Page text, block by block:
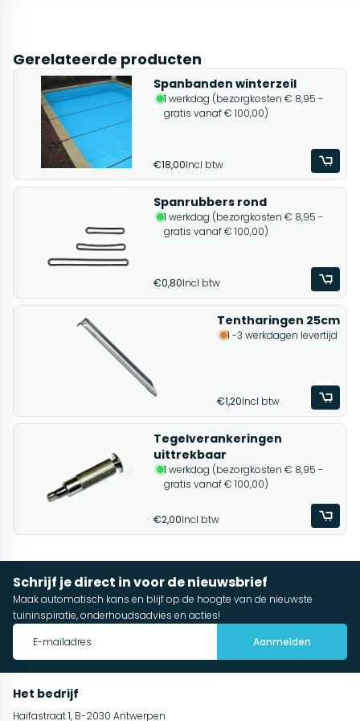
Gerelateerde producten
Spanbanden winterzeil
1 werkdag (bezorgkosten € 8,95 -
gratis vanaf € 100,00)
€18,00Incl btw
Spanrubbers rond
1 werkdag (bezorgkosten € 8,95 -
gratis vanaf € 100,00)
€0,80Incl btw
Tentharingen 25cm
1 -3 werkdagen levertijd
€1,20Incl btw
Tegelverankeringen
uittrekbaar
1 werkdag (bezorgkosten € 8,95 -
gratis vanaf € 100,00)
€2,00Incl btw
Schrijf je direct in voor de nieuwsbrief
Maak automatisch kans en blijf op de hoogte van de nieuwste
tuininspiratie, onderhoudsadvies en acties!
Aanmelden
Het bedrijf
Haifastraat 1, B-2030 Antwerpen